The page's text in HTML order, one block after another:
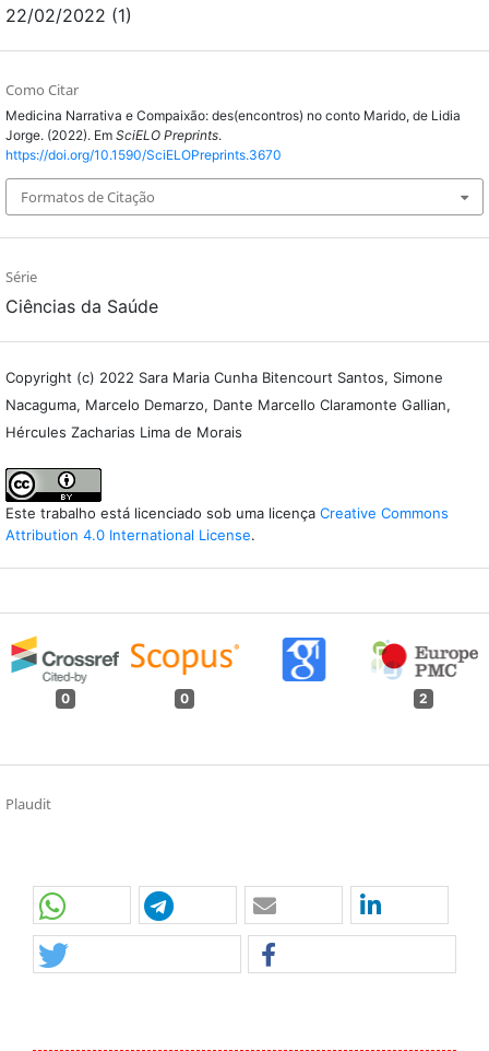
22/02/2022 (1)
Como Citar
Medicina Narrativa e Compaixão: des(encontros) no conto Marido, de Lidia
Jorge. (2022). Em SciELO Preprints.
https://doi.org/10.1590/SciELOPreprints.3670
Formatos de Citação
Série
Ciências da Saúde
Copyright (c) 2022 Sara Maria Cunha Bitencourt Santos, Simone
Nacaguma, Marcelo Demarzo, Dante Marcello Claramonte Gallian,
Hércules Zacharias Lima de Morais
Este trabalho está licenciado sob uma licença Creative Commons
Attribution 4.0 International License.
0 0 2
Plaudit